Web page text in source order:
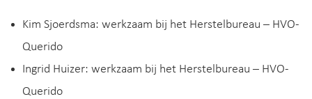
Kim Sjoerdsma: werkzaam bij het Herstelbureau – HVO-
Querido
Ingrid Huizer: werkzaam bij het Herstelbureau – HVO-
Querido